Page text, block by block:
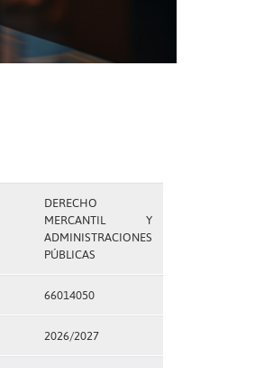
DERECHO
MERCANTIL Y
ADMINISTRACIONES
PÚBLICAS
66014050
2026/2027